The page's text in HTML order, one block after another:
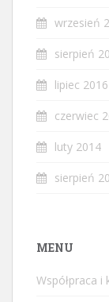
wrzesień
sierpień
lipiec 2016
czerwiec
luty 2014
sierpień
MENU
Współpraca i